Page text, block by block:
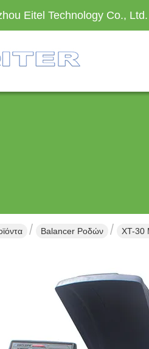
Eitel Technology Co., Ltd.
Balancer Ροδών XT-30